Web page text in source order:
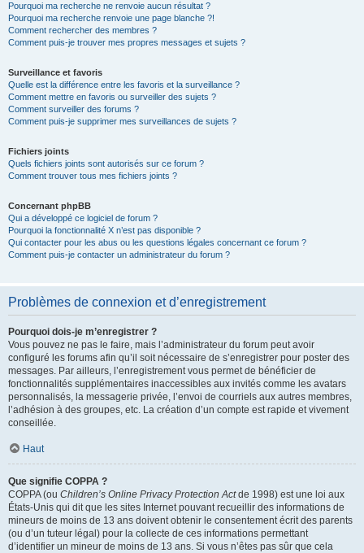
Pourquoi ma recherche ne renvoie aucun résultat ?
Pourquoi ma recherche renvoie une page blanche ?!
Comment rechercher des membres ?
Comment puis-je trouver mes propres messages et sujets ?
Surveillance et favoris
Quelle est la différence entre les favoris et la surveillance ?
Comment mettre en favoris ou surveiller des sujets ?
Comment surveiller des forums ?
Comment puis-je supprimer mes surveillances de sujets ?
Fichiers joints
Quels fichiers joints sont autorisés sur ce forum ?
Comment trouver tous mes fichiers joints ?
Concernant phpBB
Qui a développé ce logiciel de forum ?
Pourquoi la fonctionnalité X n’est pas disponible ?
Qui contacter pour les abus ou les questions légales concernant ce forum ?
Comment puis-je contacter un administrateur du forum ?
Problèmes de connexion et d’enregistrement
Pourquoi dois-je m’enregistrer ?
Vous pouvez ne pas le faire, mais l’administrateur du forum peut avoir
configuré les forums afin qu’il soit nécessaire de s’enregistrer pour poster des
messages. Par ailleurs, l’enregistrement vous permet de bénéficier de
fonctionnalités supplémentaires inaccessibles aux invités comme les avatars
personnalisés, la messagerie privée, l’envoi de courriels aux autres membres,
l’adhésion à des groupes, etc. La création d’un compte est rapide et vivement
conseillée.
Haut
Que signifie COPPA ?
COPPA (ou Children’s Online Privacy Protection Actde 1998) est une loi aux
États-Unis qui dit que les sites Internet pouvant recueillir des informations de
mineurs de moins de 13 ans doivent obtenir le consentement écrit des parents
(ou d’un tuteur légal) pour la collecte de ces informations permettant
d’identifier un mineur de moins de 13 ans. Si vous n’êtes pas sûr que cela